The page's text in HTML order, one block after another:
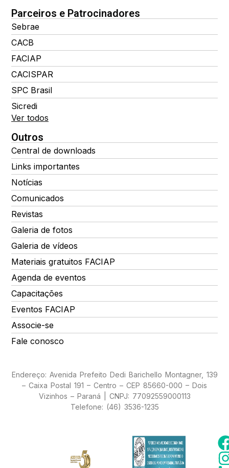
Parceiros e Patrocinadores
Sebrae
CACB
FACIAP
CACISPAR
SPC Brasil
Sicredi
Ver todos
Outros
Central de downloads
Links importantes
Notícias
Comunicados
Revistas
Galeria de fotos
Galeria de vídeos
Materiais gratuitos FACIAP
Agenda de eventos
Capacitações
Eventos FACIAP
Associe-se
Fale conosco
Endereço: Avenida Prefeito Dedi Barichello Montagner, 139
– Caixa Postal 191 – Centro – CEP 85660-000 – Dois
Vizinhos – Paraná | CNPJ: 77092559000113
Telefone: (46) 3536-1235